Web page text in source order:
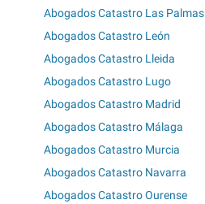
Abogados Catastro Las Palmas
Abogados Catastro León
Abogados Catastro Lleida
Abogados Catastro Lugo
Abogados Catastro Madrid
Abogados Catastro Málaga
Abogados Catastro Murcia
Abogados Catastro Navarra
Abogados Catastro Ourense